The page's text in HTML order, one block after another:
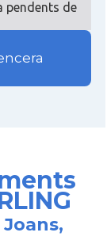
pendents de